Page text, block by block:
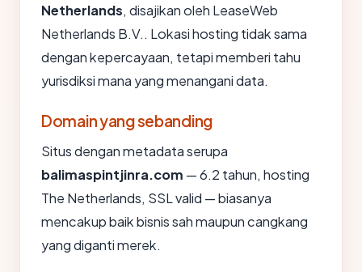
Netherlands, disajikan oleh LeaseWeb
Netherlands B.V.. Lokasi hosting tidak sama
dengan kepercayaan, tetapi memberi tahu
yurisdiksi mana yang menangani data.
Domain yang sebanding
Situs dengan metadata serupa
balimaspintjinra.com — 6.2 tahun, hosting
The Netherlands, SSL valid — biasanya
mencakup baik bisnis sah maupun cangkang
yang diganti merek.